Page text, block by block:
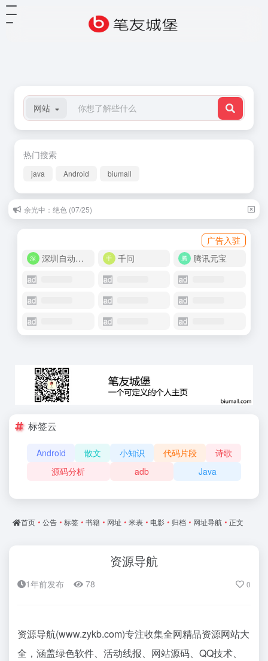
网站
热门搜索
java Android biumall
余光中：绝色 (07/25)
广告入驻
深圳自动化商城
千问 腾讯元宝
标签云
Android 散文 小知识 代码片段
诗歌
源码分析
adb Java
首页 • 公告 • 标签 • 书籍 • 网址 • 米表 • 电影 • 归档 • 网址导航 • 正文
资源导航
1年前发布 78 0
资源导航(www.zykb.com)专注收集全网精品资源网站大
全，涵盖绿色软件、活动线报、网站源码、QQ技术、